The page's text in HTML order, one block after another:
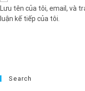
Lưu tên của tôi, email, và
luận kế tiếp của tôi.
Search